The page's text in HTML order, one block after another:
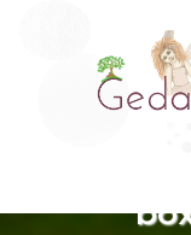
"Life is